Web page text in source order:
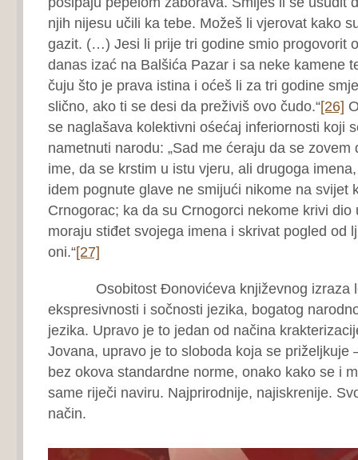
njih nijesu učili ka tebe. Možeš li vjerovat kako
gazit. (…) Jesi li prije tri godine smio progovorit
danas izać na Balšića Pazar i sa neke kamene
čuju što je prava istina i oćeš li za tri godine
slično, ako ti se desi da preživiš ovo čudo.“[26]
se naglašava kolektivni ośećaj inferiornosti koji
nametnuti narodu: „Sad me ćeraju da se zovem
ime, da se krstim u istu vjeru, ali drugoga
idem pognute glave ne smijući nikome na svijet
Crnogorac; ka da su Crnogorci nekome krivi dio
moraju stiđet svojega imena i skrivat pogled od
oni.“[27]
Osobitost Đonovićeva književnog izraza
ekspresivnosti i sočnosti jezika, bogatog
jezika. Upravo je to jedan od načina
Jovana, upravo je to sloboda koja se priželjkuje
bez okova standardne norme, onako kako se i
same riječi naviru. Najprirodnije, najiskrenije.
način.